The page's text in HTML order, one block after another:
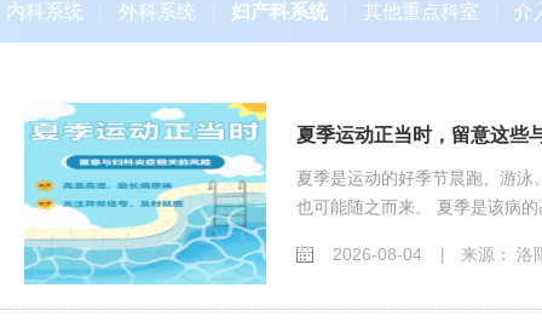
内科系统 外科系统 妇产科系统 其他重点科室 介
夏季运动正当时，留意这些
夏季是运动的好季节晨跑、游
也可能随之而来。 夏季是该病
2026-08-04 来源： 洛